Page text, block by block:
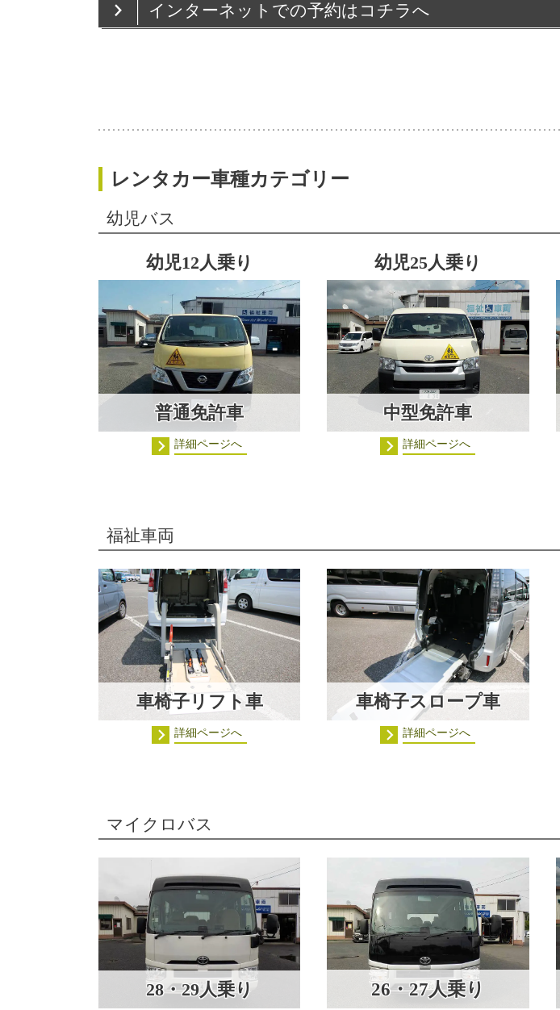
インターネットでの予約はコチラへ
レンタカー車種カテゴリー
幼児バス
幼児12人乗り
普通免許車
詳細ページへ
幼児25人乗り
中型免許車
詳細ページへ
福祉車両
車椅子リフト車
詳細ページへ
車椅子スロープ車
詳細ページへ
マイクロバス
28・29人乗り 26・27人乗り